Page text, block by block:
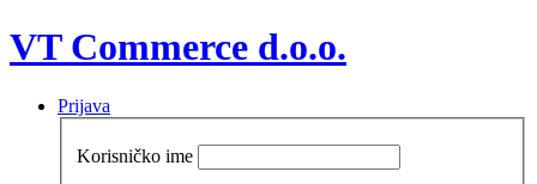
VT Commerce d.o.o.
Prijava
Korisničko ime